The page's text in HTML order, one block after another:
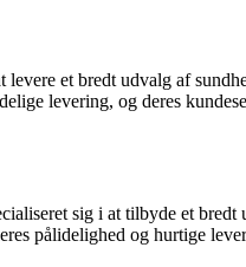
et bredt udvalg af
levering, og deres
sig i at tilbyde et
pålidelighed og hurtige